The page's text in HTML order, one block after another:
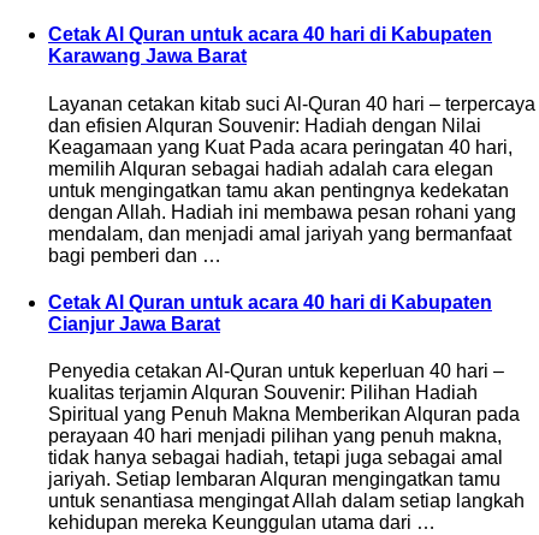
Cetak Al Quran untuk acara 40 hari di Kabupaten
Karawang Jawa Barat
Layanan cetakan kitab suci Al-Quran 40 hari – terpercaya
dan efisien Alquran Souvenir: Hadiah dengan Nilai
Keagamaan yang Kuat Pada acara peringatan 40 hari,
memilih Alquran sebagai hadiah adalah cara elegan
untuk mengingatkan tamu akan pentingnya kedekatan
dengan Allah. Hadiah ini membawa pesan rohani yang
mendalam, dan menjadi amal jariyah yang bermanfaat
bagi pemberi dan …
Cetak Al Quran untuk acara 40 hari di Kabupaten
Cianjur Jawa Barat
Penyedia cetakan Al-Quran untuk keperluan 40 hari –
kualitas terjamin Alquran Souvenir: Pilihan Hadiah
Spiritual yang Penuh Makna Memberikan Alquran pada
perayaan 40 hari menjadi pilihan yang penuh makna,
tidak hanya sebagai hadiah, tetapi juga sebagai amal
jariyah. Setiap lembaran Alquran mengingatkan tamu
untuk senantiasa mengingat Allah dalam setiap langkah
kehidupan mereka Keunggulan utama dari …